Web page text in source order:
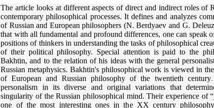
The article looks at different aspects of direct and indirect roles of
contemporary philosophical processes. It defines and analyzes
of Russian and European philosophers (N. Berdyaev and G.
that with all fundamental and profound differences, one can speak
positions of thinkers in understanding the tasks of philosophical
of their political philosophy. Special attention is paid to the
Bakhtin, and to the relation of his ideas with the general
Russian metaphysics. Bakhtin's philosophical work is viewed in
of European and Russian philosophy of the twentieth century.
personalism in its diverse and original variations that
singularity of the Russian philosophical mind. Their experience of
one of the most interesting ones in the XX century